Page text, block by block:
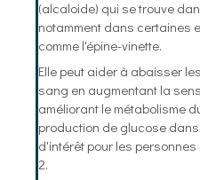
(alcaloide) qui se trouve
notamment dans certaines
comme l'épine-vinette.
Elle peut aider à abaisser
sang en augmentant la
améliorant le métabolisme
production de glucose
d'intérêt pour les
2.